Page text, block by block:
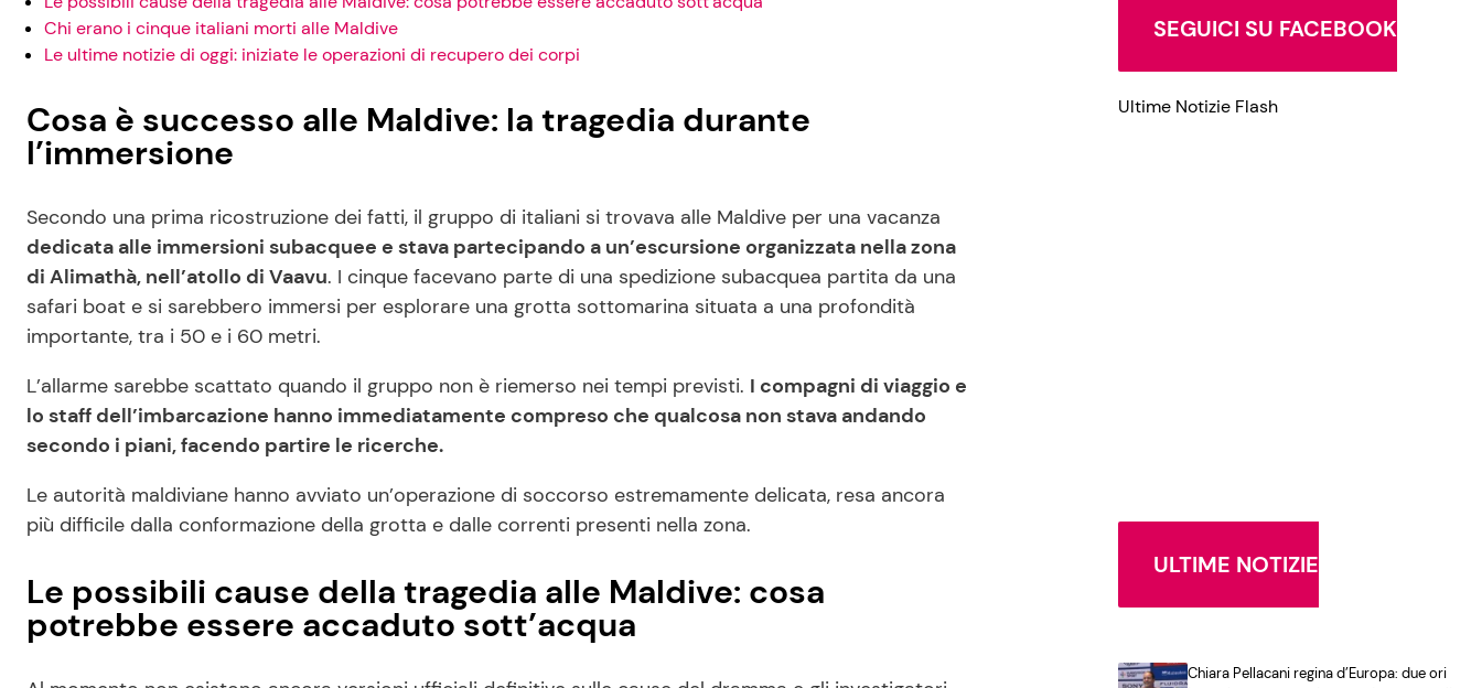
Chi erano i cinque italiani morti alle Maldive
Le ultime notizie di oggi: iniziate le operazioni di recupero dei corpi
Cosa è successo alle Maldive: la tragedia durante
l’immersione
Secondo una prima ricostruzione dei fatti, il gruppo di italiani si trovava alle Maldive per una vacanza
dedicata alle immersioni subacquee e stava partecipando a un’escursione organizzata nella zona
di Alimathà, nell’atollo di Vaavu. I cinque facevano parte di una spedizione subacquea partita da una
safari boat e si sarebbero immersi per esplorare una grotta sottomarina situata a una profondità
importante, tra i 50 e i 60 metri.
L’allarme sarebbe scattato quando il gruppo non è riemerso nei tempi previsti. I compagni di viaggio e
lo staff dell’imbarcazione hanno immediatamente compreso che qualcosa non stava andando
secondo i piani, facendo partire le ricerche.
Le autorità maldiviane hanno avviato un’operazione di soccorso estremamente delicata, resa ancora
più difficile dalla conformazione della grotta e dalle correnti presenti nella zona.
Le possibili cause della tragedia alle Maldive: cosa
potrebbe essere accaduto sott’acqua
SEGUICI SU FACEBOOK
Ultime Notizie Flash
ULTIME NOTIZIE
Chiara Pellacani regina d’Europa: due ori